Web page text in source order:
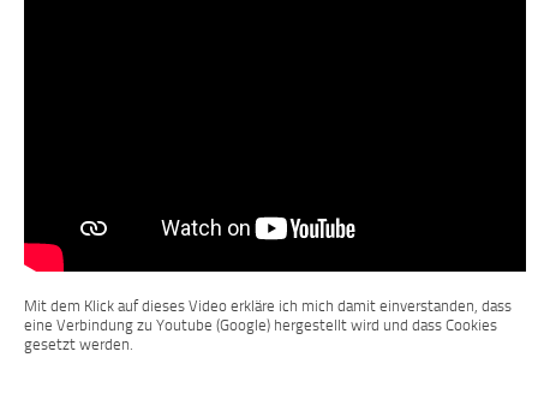
Mit dem Klick auf dieses Video erkläre ich mich damit einverstanden, dass
eine Verbindung zu Youtube (Google) hergestellt wird und dass Cookies
gesetzt werden.